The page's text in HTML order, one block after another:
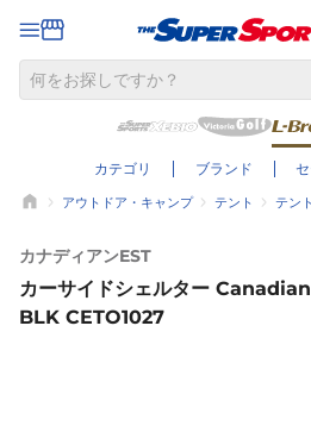
カテゴリ ブランド
アウトドア・キャンプ テント テン
カナディアンEST
カーサイドシェルター
BLK CETO1027